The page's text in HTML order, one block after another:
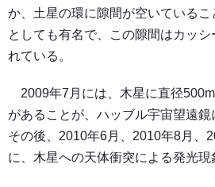
か、土星の環に隙間が空いている
としても有名で、この隙間はカッ
れている。
2009年7月には、木星に直径
があることが、ハッブル宇宙望遠鏡
その後、2010年6月、2010年8月、
に、木星への天体衝突による発光現